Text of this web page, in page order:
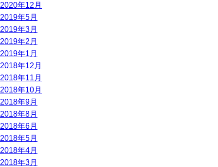
2020年12月
2019年5月
2019年3月
2019年2月
2019年1月
2018年12月
2018年11月
2018年10月
2018年9月
2018年8月
2018年6月
2018年5月
2018年4月
2018年3月